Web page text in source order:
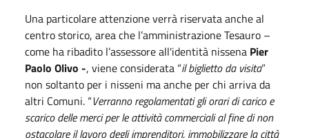
Una particolare attenzione verrà riservata anche al
centro storico, area che l’amministrazione Tesauro –
come ha ribadito l’assessore all'identità nissena Pier
Paolo Olivo -, viene considerata “il biglietto da visita”
non soltanto per i nisseni ma anche per chi arriva da
altri Comuni. “Verranno regolamentati gli orari di carico e
scarico delle merci per le attività commerciali al fine di non
ostacolare il lavoro degli imprenditori, immobilizzare la città